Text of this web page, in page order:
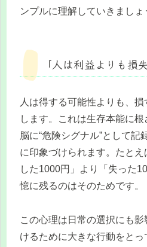
ンプルに理解していきましょ
「人は利益よりも損
人は得する可能性よりも、
します。これは生存本能に
脳に“危険シグナル”として
に印象づけられます。たと
した1000円」より「失った
憶に残るのはそのためです。
この心理は日常の選択にも
けるために大きな行動をとっ